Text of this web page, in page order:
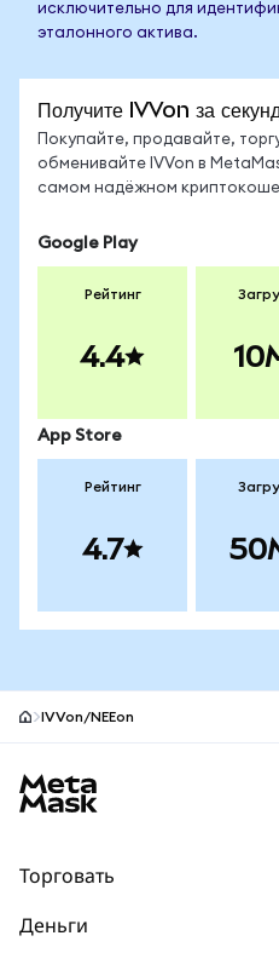
исключительно для
эталонного актива.
Получите IVVon за
Покупайте, продавайте,
обменивайте IVVon в
самом надёжном
Google Play
Рейтинг
4.4
App Store
Рейтинг
4.7
IVVon/NEEon
Торговать
Деньги